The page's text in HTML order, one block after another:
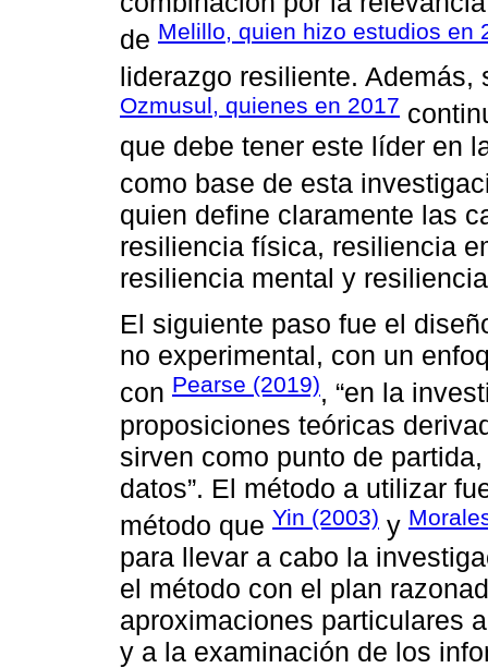
de Melillo, quien hizo estudios en
liderazgo resiliente.
Ozmusul, quienes en 2017
que debe tener este líder en
como base de esta
quien define claramente las
resiliencia física, resiliencia
resiliencia mental y
El siguiente paso fue el
no experimental, con un
con Pearse (2019), “en la
proposiciones teóricas
sirven como punto de
datos”. El método a utilizar
método que Yin (2003) y
para llevar a cabo la
el método con el plan
aproximaciones particulares
y a la examinación de los